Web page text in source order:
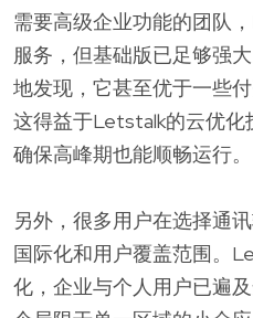
需要高级企业功能的团队
服务，但基础版已足够强
地发现，它甚至优于一些
这得益于Letstalk的云优化
确保高峰期也能顺畅运行。
另外，很多用户在选择通
国际化和用户覆盖范围。
化，企业与个人用户已遍